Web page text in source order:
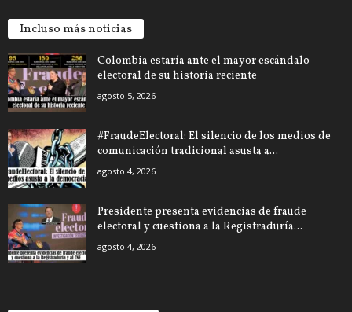
Incluso más noticias
Colombia estaría ante el mayor escándalo
electoral de su historia reciente
agosto 5, 2026
#FraudeElectoral: El silencio de los medios de
comunicación tradicional asusta a...
agosto 4, 2026
Presidente presenta evidencias de fraude
electoral y cuestiona a la Registraduría...
agosto 4, 2026